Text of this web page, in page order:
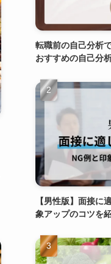
転職前の自己分析
おすすめの自己分
【男性版】面接に
象アップのコツを